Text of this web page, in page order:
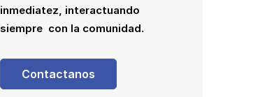
inmediatez, interactuando
siempre con la comunidad.
Contactanos